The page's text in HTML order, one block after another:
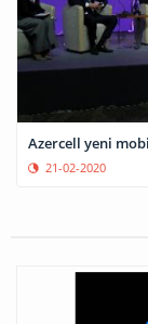
Azercell yeni
21-02-2020